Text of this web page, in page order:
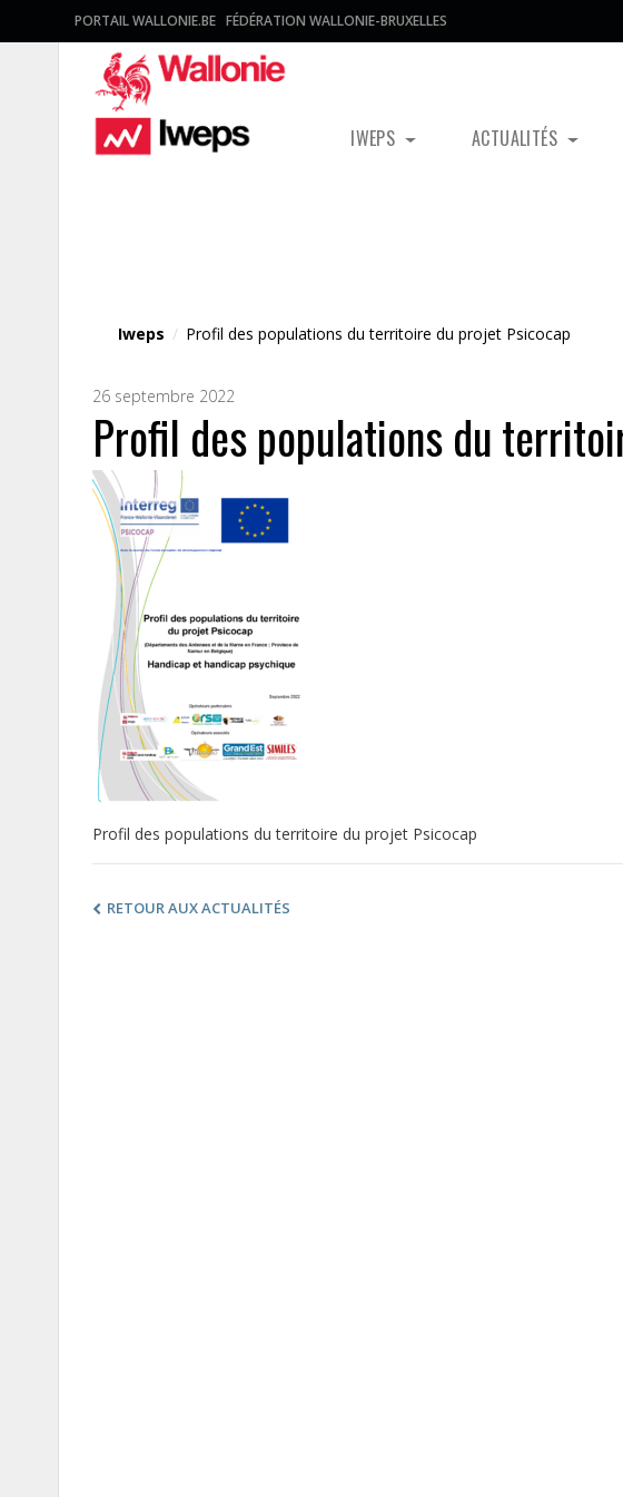
PORTAIL WALLONIE.BE FÉDÉRATION WALLONIE-BRUXELLES
IWEPS ACTUALITÉS
Iweps / Profil des populations du territoire du projet Psicocap
26 septembre 2022
Profil des populations du
Profil des populations du territoire du projet Psicocap
RETOUR AUX ACTUALITÉS